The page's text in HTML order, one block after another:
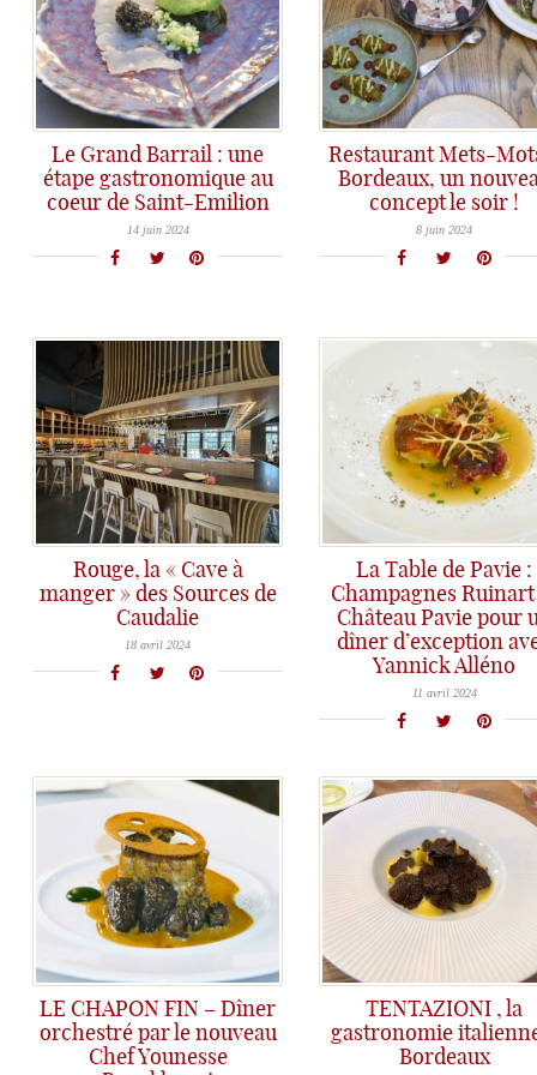
Le Grand Barrail : une
étape gastronomique au
coeur de Saint-Emilion
Le restaurant du Château Grand Barrail: une très belle expérience gustative au coeur des vignobles de Saint-Emilion.
14 juin 2024
Restaurant Mets-
Bordeaux, un
concept le soir !
Nouveau concept chez Mets-Mots à Bordeaux avec une offre d'assiettes à partager en soirée. Esprit Bar à vin dans une ambiance conviviale, chaleureuse et décontractée, et toujours une cuisine qui sui le rythme des saisons.
8 juin 2024
Rouge, la « Cave à
manger » des Sources de
Caudalie
Une restauration simple mais des assiettes toujours twistées de condiments et assaisonnements originaux pour faire de Rouge un vrai lieu de gourmandise dans un environnement d'exception, les Sources de Caudalie.
18 avril 2024
La Table de Pavie :
Champagnes
Château Pavie pour
dîner d’exception
Yannick Alléno
Quand la Maison Ruinart s'invite à La Table de Pavie (Saint-Emilion) pour un dîner d'exception - avec la présence de Yannick Alléno -
11 avril 2024
LE CHAPON FIN – Dîner
orchestré par le nouveau
Chef Younesse
TENTAZIONI , la
gastronomie
Bordeaux
Tentazioni, le restaurant italien bordelais qui